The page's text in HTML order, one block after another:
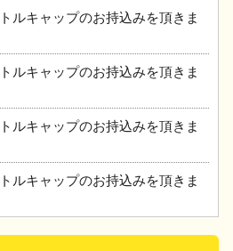
ルキャップのお持込みを頂きま
ルキャップのお持込みを頂きま
ルキャップのお持込みを頂きま
ルキャップのお持込みを頂きま